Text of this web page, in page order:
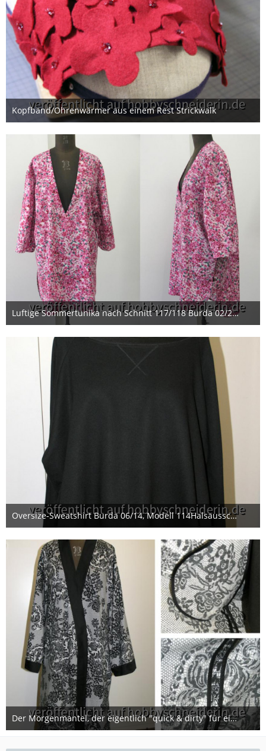
Kopfband/Ohrenwärmer aus einem Rest Strickwalk
9. Januar 2014
Luftige Sommertunika nach Schnitt 117/118 Burda 02/2014
22. April 2014
Oversize-Sweatshirt Burda 06/14, Modell 114Halsausschnittbündchen aus Seidensatin. (Bündchenware ummantelt von Seidensatin mit hohem Elasthan-Anteil).
4. Juli 2014
Der Morgenmantel, der eigentlich "quick & dirty" für einen Krankenhausaufenthalt genäht werden sollte ... Ich konnte es dann aber doch nicht lassen, mich auch der Innenverarbeitung zu widmen. Dabei habe ich leider "aus Versehen" den Bindegürtel in Einfass
20. Oktober 2014